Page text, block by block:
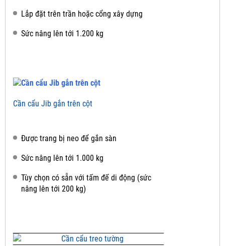
Lắp đặt trên trần hoặc cổng xây dựng
Sức nâng lên tới 1.200 kg
Cần cẩu Jib gắn trên cột
Được trang bị neo để gắn sàn
Sức nâng lên tới 1.000 kg
Tùy chọn có sẵn với tấm đế di động (sức
nâng lên tới 200 kg)